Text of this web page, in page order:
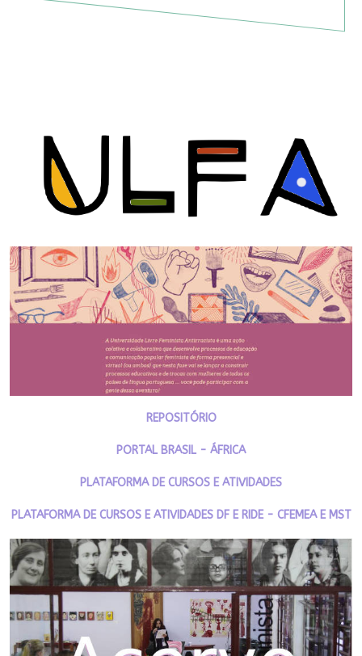
REPOSITÓRIO
PORTAL BRASIL - ÁFRICA
PLATAFORMA DE CURSOS E ATIVIDADES
PLATAFORMA DE CURSOS E ATIVIDADES DF E RIDE - CFEMEA E MST